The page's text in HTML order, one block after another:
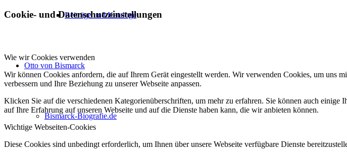
Beiträge und Kataloge
Otto von Bismarck
Bismarck-Biografie.de
Cookie- und Datenschutzeinstellungen
Wie wir Cookies verwenden
Wir können Cookies anfordern, die auf Ihrem Gerät eingestellt werden. Wir verwenden Cookies, um uns
verbessern und Ihre Beziehung zu unserer Webseite anpassen.
Klicken Sie auf die verschiedenen Kategorienüberschriften, um mehr zu erfahren. Sie können auch
auf Ihre Erfahrung auf unseren Webseite und auf die Dienste haben kann, die wir anbieten können.
Wichtige Webseiten-Cookies
Diese Cookies sind unbedingt erforderlich, um Ihnen über unsere Webseite verfügbare Dienste